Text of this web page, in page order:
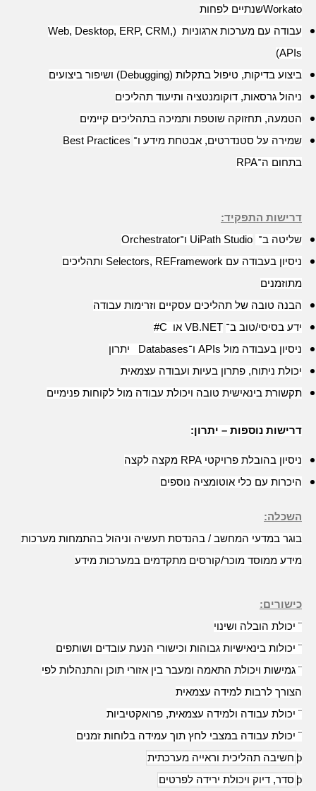
Workatoשנתיים לפחות
עבודה עם מערכות ארגוניות
(Web, Desktop, ERP, CRM,
APIs)
ביצוע בדיקות, טיפול בתקלות (Debugging)
ושיפור ביצועים
ניהול גרסאות, דוקומנטציה ותיעוד תהליכים
הטמעה, תחזוקה שוטפת ותמיכה בתהליכים קיימים
שמירה על סטנדרטים, אבטחת מידע ו־ Best Practices
בתחום ה־RPA
דרישות התפקיד:
שליטה ב־ UiPath Studio ו־Orchestrator
ניסיון בעבודה עם
ותהליכים
מתוזמנים
הבנה טובה של תהליכים עסקיים וזרימות עבודה
ידע בסיסי/טוב ב־ VB.NET או
ניסיון בעבודה מול
ו־Databases
יתרון
יכולת ניתוח, פתרון בעיות ועבודה עצמאית
תקשורת בינאישית טובה ויכולת עבודה מול לקוחות פנימיים
דרישות נוספות – יתרון:
ניסיון בהובלת פרויקטי
מקצה לקצה
היכרות עם כלי אוטומציה נוספים
השכלה:
בוגר במדעי המחשב / בהנדסת תעשיה וניהול בהתמחות מערכות
מידע ממוסד מוכר/קורסים מתקדמים במערכות מידע
כישורים:
¨ יכולת הובלה ושינוי
¨ יכולות בינאישיות גבוהות וכישורי הנעת עובדים ושותפים
¨ גמישות ויכולת התאמה ומעבר בין אזורי תוכן והתנהלות לפי
הצורך לרבות למידה עצמאית
¨ יכולת עבודה ולמידה עצמאית, פרואקטיביות
¨ יכולת עבודה במצבי לחץ תוך עמידה בלוחות זמנים
þ חשיבה תהליכית וראייה מערכתית
þ סדר, דיוק ויכולת ירידה לפרטים